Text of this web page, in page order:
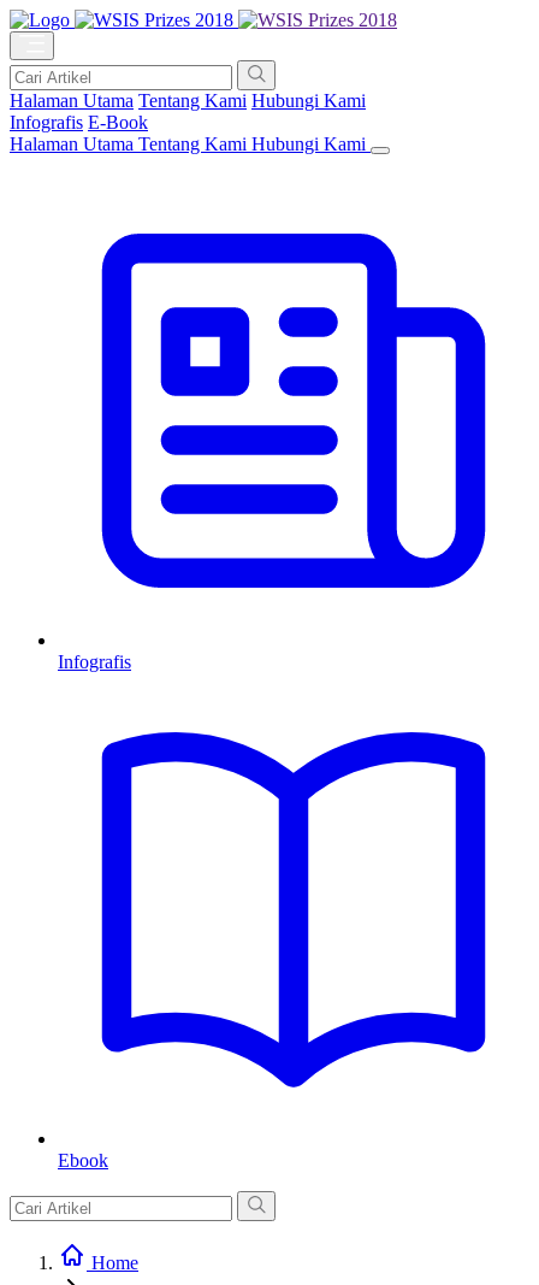
Halaman Utama Tentang Kami Hubungi Kami
Infografis E-Book
Halaman Utama Tentang Kami Hubungi Kami
Infografis
Ebook
Home